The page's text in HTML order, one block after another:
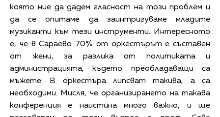
която ние да дадем гласност на този проблем и
да се опитаме да заинтригуваме младите
музиканти към тези инструменти. Интересното
е, че в Сараево 70% от оркестърът е съставен
от жени, за разлика от политиката и
администрацията, където преобладаващи са
мъжете. В оркестъра липсват такива, а са
необходими. Мисля, че организирането на такава
конференция е наистина много важно, и ще